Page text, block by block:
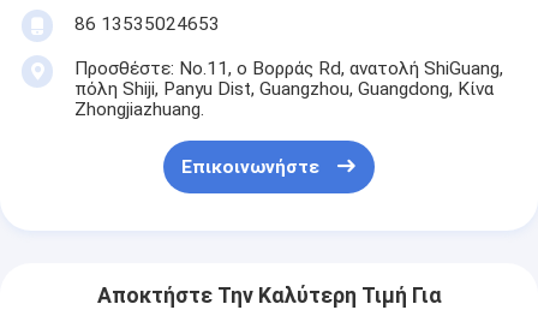
86 13535024653
Προσθέστε: No.11, ο Βορράς Rd, ανατολή ShiGuang,
πόλη Shiji, Panyu Dist, Guangzhou, Guangdong, Κίνα
Zhongjiazhuang.
Επικοινωνήστε
Αποκτήστε Την Καλύτερη Τιμή Για